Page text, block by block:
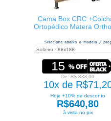
Cama Box CRC
Ortopédico Matera
15
De: R$ 833,00
10x de
Hoje +10% de desconto
R$640,80
à vista no pix